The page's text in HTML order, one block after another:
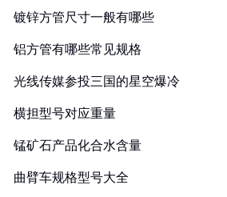
镀锌方管尺寸一般有哪些
铝方管有哪些常见规格
光线传媒参投三国的星空爆冷
横担型号对应重量
锰矿石产品化合水含量
曲臂车规格型号大全